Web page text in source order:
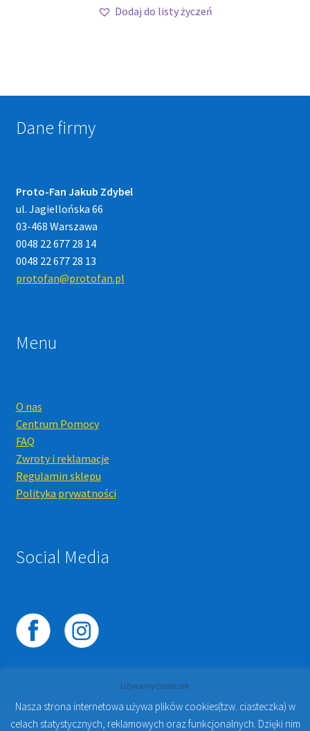
Dodaj do listy życzeń
Dane firmy
Proto-Fan Jakub Zdybel
ul. Jagiellońska 66
03-468 Warszawa
0048 22 677 28 14
0048 22 677 28 13
protofan@protofan.pl
Menu
O nas
Centrum Pomocy
FAQ
Zwroty i reklamacje
Regulamin sklepu
Polityka prywatności
Social Media
© 2023PROTO-FAN | Sklep Stomatologiczny Online i
Używamy ciasteczek
Nasza strona internetowa używa plików cookies(tzw. ciasteczka) w
celach statystycznych, reklamowych oraz funkcjonalnych. Dzięki nim